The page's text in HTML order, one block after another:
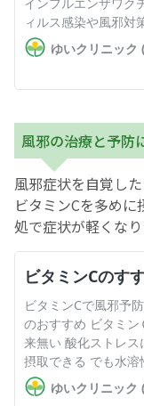
風邪の治療と予防
風邪症状を自覚し
ビタミンCを多め
処で症状が軽くなり